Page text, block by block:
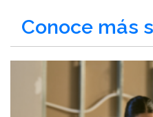
Conoce más